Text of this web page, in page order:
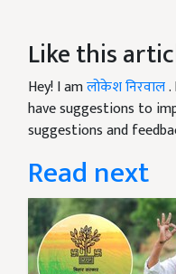
Like this
Hey! I amलोकेश निरवाल.
have suggestions to
suggestions and
Read next